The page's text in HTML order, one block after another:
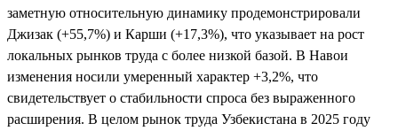
заметную относительную динамику продемонстрировали
Джизак (+55,7%) и Карши (+17,3%), что указывает на рост
локальных рынков труда с более низкой базой. В Навои
изменения носили умеренный характер +3,2%, что
свидетельствует о стабильности спроса без выраженного
расширения. В целом рынок труда Узбекистана в 2025 году